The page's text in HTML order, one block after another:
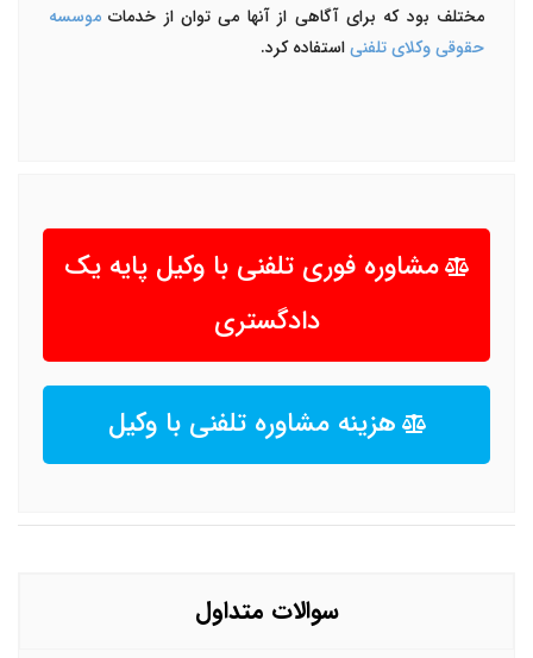
مختلف بود که برای آگاهی از آنها می توان از خدمات موسسه
حقوقی وکلای تلفنیاستفاده کرد.
مشاوره فوری تلفنی با وکیل پایه یک
دادگستری
هزینه مشاوره تلفنی با وکیل
سوالات متداول